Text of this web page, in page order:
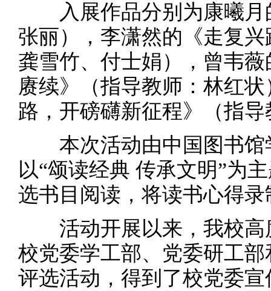
入展作品分别为康曦月
张丽），李潇然的《走复
龚雪竹、付士娟），曾韦
赓续》（指导教师：林红
路，开磅礴新征程》（指
本次活动由中国图书馆
以“颂读经典 传承文明”为
选书目阅读，将读书心得
活动开展以来，我校高
校党委学工部、党委研工
评选活动，得到了校党委